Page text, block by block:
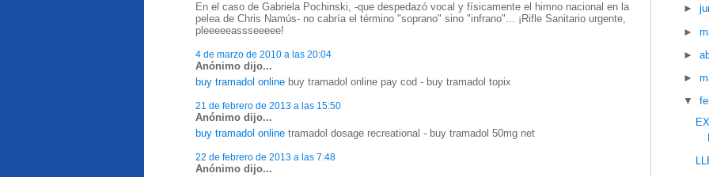
En el caso de Gabriela Pochinski, -que despedazó vocal y físicamente el himno nacional en la
pelea de Chris Namús- no cabría el término "soprano" sino "infrano"... ¡Rifle Sanitario urgente,
pleeeeeassseeeee!
4 de marzo de 2010 a las 20:04
Anónimo dijo...
buy tramadol online buy tramadol online pay cod - buy tramadol topix
21 de febrero de 2013 a las 15:50
Anónimo dijo...
buy tramadol online tramadol dosage recreational - buy tramadol 50mg net
22 de febrero de 2013 a las 7:48
Anónimo dijo...
►
►
►
►
▼